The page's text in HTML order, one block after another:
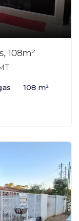
108m²
108 m²